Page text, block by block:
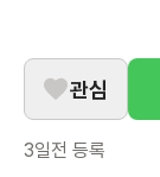
관심
3일전 등록